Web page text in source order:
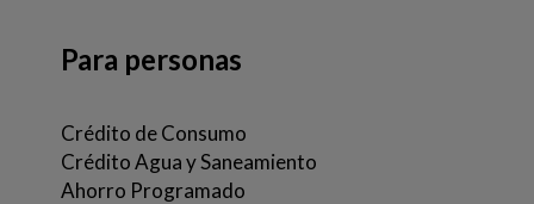
Para personas
Crédito de Consumo
Crédito Agua y Saneamiento
Ahorro Programado